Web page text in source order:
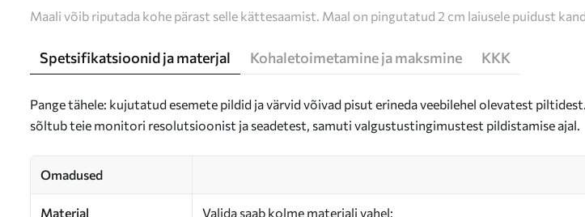
Maali võib riputada kohe pärast selle kättesaamist. Maal on pingutatud 2 cm laiusele puidust
Spetsifikatsioonid ja materjal Kohaletoimetamine ja maksmine KKK
Pange tähele: kujutatud esemete pildid ja värvid võivad pisut erineda veebilehel olevatest
sõltub teie monitori resolutsioonist ja seadetest, samuti valgustustingimustest pildistamise ajal.
Omadused
Materjal
Valida saab kolme materjali vahel: